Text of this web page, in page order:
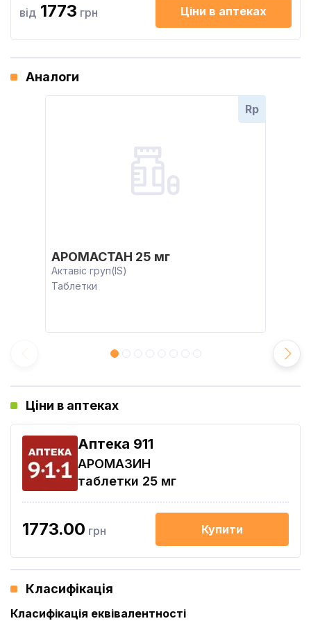
від 1773 грн Ціни в аптеках
Аналоги
Rp
АРОМАСТАН 25 мг
Актавіс груп(IS)
Таблетки
Ціни в аптеках
Aптека 911
АРОМАЗИН
таблетки 25 мг
1773.00 грн Купити
Класифікація
Класифікація еквівалентності